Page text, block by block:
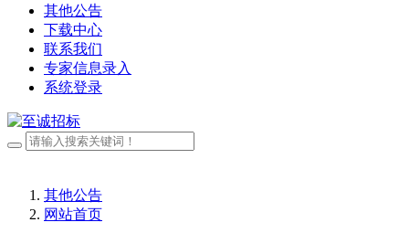
其他公告
下载中心
联系我们
专家信息录入
系统登录
其他公告
网站首页